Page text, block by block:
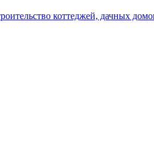
коттеджей, дачных